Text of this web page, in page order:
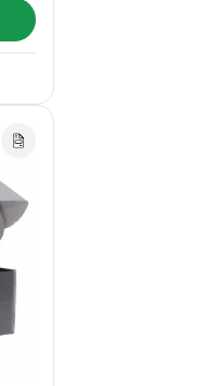
Pink Lavender
postdozen Pink Lavender
toevoegen